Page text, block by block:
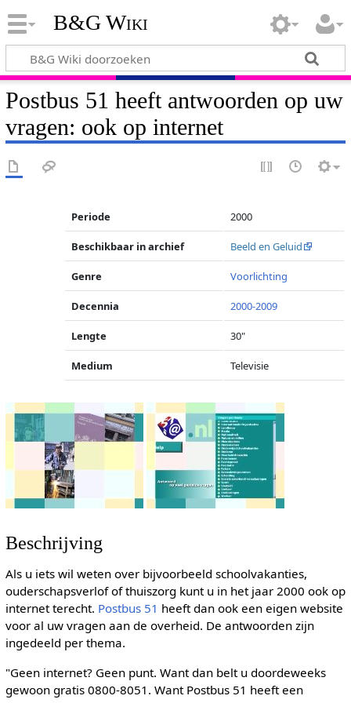
B&G Wiki
Postbus 51 heeft antwoorden op uw
vragen: ook op internet
Periode 2000
Beschikbaar in archief Beeld en Geluid
Genre Voorlichting
Decennia 2000-2009
Lengte 30"
Medium Televisie
Beschrijving
Als u iets wil weten over bijvoorbeeld schoolvakanties,
ouderschapsverlof of thuiszorg kunt u in het jaar 2000 ook op
internet terecht. Postbus 51 heeft dan ook een eigen website
voor al uw vragen aan de overheid. De antwoorden zijn
ingedeeld per thema.
"Geen internet? Geen punt. Want dan belt u doordeweeks
gewoon gratis 0800-8051. Want Postbus 51 heeft een